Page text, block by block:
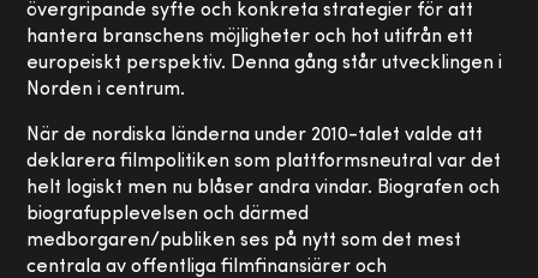
övergripande syfte och konkreta strategier för att
hantera branschens möjligheter och hot utifrån ett
europeiskt perspektiv. Denna gång står utvecklingen i
Norden i centrum.
När de nordiska länderna under 2010-talet valde att
deklarera filmpolitiken som plattformsneutral var det
helt logiskt men nu blåser andra vindar. Biografen och
biografupplevelsen och därmed
medborgaren/publiken ses på nytt som det mest
centrala av offentliga filmfinansiärer och